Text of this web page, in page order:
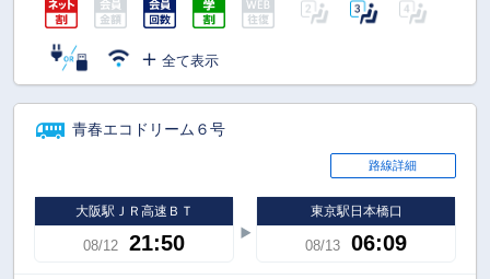
全て表示
青春エコドリーム６号
路線詳細
大阪駅ＪＲ高速ＢＴ
08/12 21:50
東京駅日本橋口
08/13 06:09